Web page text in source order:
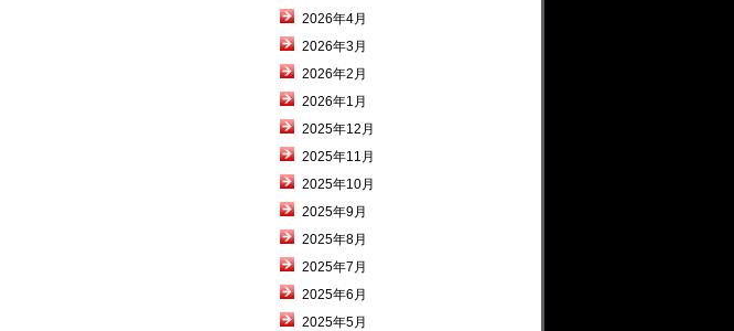
2026年4月
2026年3月
2026年2月
2026年1月
2025年12月
2025年11月
2025年10月
2025年9月
2025年8月
2025年7月
2025年6月
2025年5月